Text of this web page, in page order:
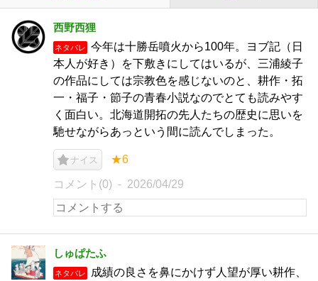
西野西狸
ネタバレ
今年は十勝岳噴火から100年。ヨブ記（日
本人が好き）を下敷きにしてはいるが、三浦綾子
の作品にしては宗教色を感じないのと、耕作・拓
一・福子・節子の青春小説なのでとても読みやす
く面白い。北海道開拓の先人たちの歴史に思いを
馳せながらあっという間に読んでしまった。
ナイス ★6
コメント(0) 2026/04/29
しゅぱたふ
ネタバレ
成績の良さを鼻にかけず人望が厚い耕作、